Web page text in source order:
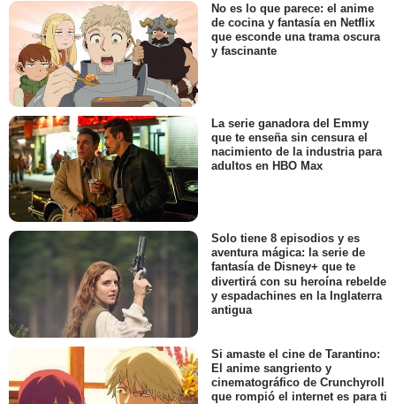
No es lo que parece: el anime
de cocina y fantasía en Netflix
que esconde una trama oscura
y fascinante
La serie ganadora del Emmy
que te enseña sin censura el
nacimiento de la industria para
adultos en HBO Max
Solo tiene 8 episodios y es
aventura mágica: la serie de
fantasía de Disney+ que te
divertirá con su heroína rebelde
y espadachines en la Inglaterra
antigua
Si amaste el cine de Tarantino:
El anime sangriento y
cinematográfico de Crunchyroll
que rompió el internet es para ti